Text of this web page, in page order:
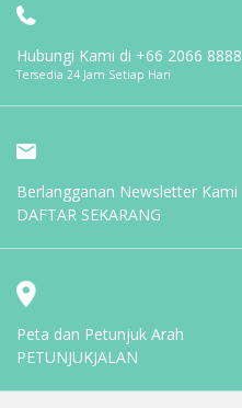
Hubungi Kami di +66 2066 8888
Tersedia 24 Jam Setiap Hari
Berlangganan Newsletter Kami
DAFTAR SEKARANG
Peta dan Petunjuk Arah
PETUNJUKJALAN